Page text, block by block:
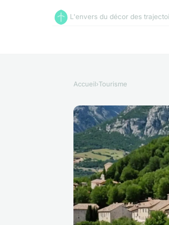
L'envers du décor des
Accueil›Tourisme